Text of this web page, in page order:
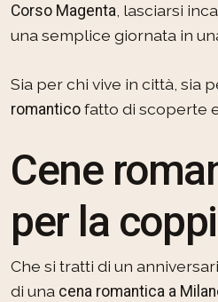
Corso Magenta, lasciarsi
una semplice giornata in
Sia per chi vive in città, sia
romantico fatto di scoperte
Cene
per la
Che si tratti di un
di una cena romantica a